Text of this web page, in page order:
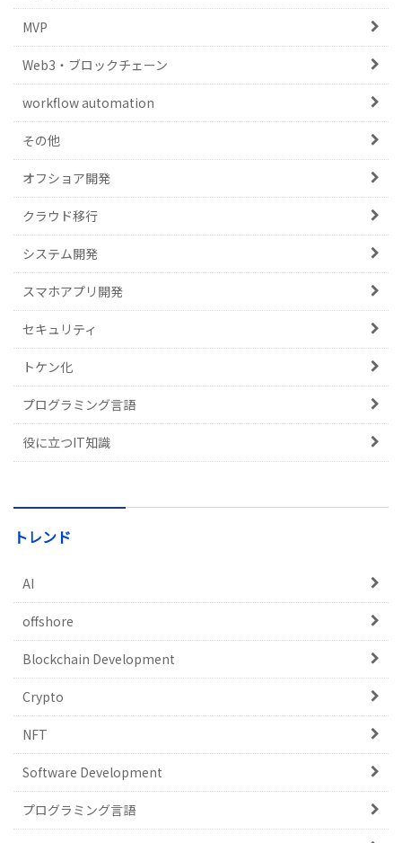
MVP
Web3・ブロックチェーン
workflow automation
その他
オフショア開発
クラウド移行
システム開発
スマホアプリ開発
セキュリティ
トケン化
プログラミング言語
役に立つIT知識
トレンド
AI
offshore
Blockchain Development
Crypto
NFT
Software Development
プログラミング言語